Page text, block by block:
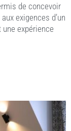
de concevoir
exigences d’un
expérience